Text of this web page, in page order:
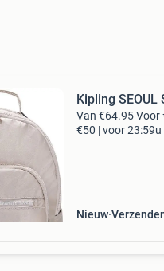
Kipling SEOUL
Van €64.95
€50 | voor
Nieuw